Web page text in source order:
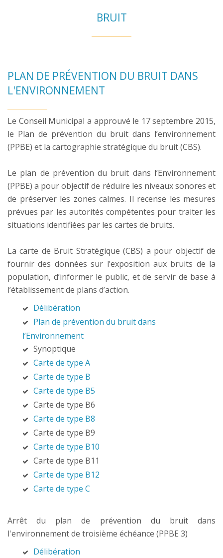
BRUIT
PLAN DE PRÉVENTION DU BRUIT DANS
L'ENVIRONNEMENT
Le Conseil Municipal a approuvé le 17 septembre 2015,
le Plan de prévention du bruit dans l’environnement
(PPBE) et la cartographie stratégique du bruit (CBS).
Le plan de prévention du bruit dans l’Environnement
(PPBE) a pour objectif de réduire les niveaux sonores et
de préserver les zones calmes. Il recense les mesures
prévues par les autorités compétentes pour traiter les
situations identifiées par les cartes de bruits.
La carte de Bruit Stratégique (CBS) a pour objectif de
fournir des données sur l’exposition aux bruits de la
population, d’informer le public, et de servir de base à
l’établissement de plans d’action.
Délibération
Plan de prévention du bruit dans
l’Environnement
Synoptique
Carte de type A
Carte de type B
Carte de type B5
Carte de type B6
Carte de type B8
Carte de type B9
Carte de type B10
Carte de type B11
Carte de type B12
Carte de type C
Arrêt du plan de prévention du bruit dans
l'environnement de troisième échéance (PPBE 3)
Délibération